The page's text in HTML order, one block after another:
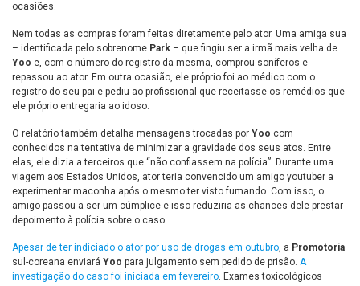
ocasiões.
Nem todas as compras foram feitas diretamente pelo ator. Uma amiga sua
– identificada pelo sobrenome Park – que fingiu ser a irmã mais velha de
Yoo e, com o número do registro da mesma, comprou soníferos e
repassou ao ator. Em outra ocasião, ele próprio foi ao médico com o
registro do seu pai e pediu ao profissional que receitasse os remédios que
ele próprio entregaria ao idoso.
O relatório também detalha mensagens trocadas por Yoo com
conhecidos na tentativa de minimizar a gravidade dos seus atos. Entre
elas, ele dizia a terceiros que “não confiassem na polícia”. Durante uma
viagem aos Estados Unidos, ator teria convencido um amigo youtuber a
experimentar maconha após o mesmo ter visto fumando. Com isso, o
amigo passou a ser um cúmplice e isso reduziria as chances dele prestar
depoimento à polícia sobre o caso.
Apesar de ter indiciado o ator por uso de drogas em outubro, a Promotoria
sul-coreana enviará Yoo para julgamento sem pedido de prisão. A
investigação do caso foi iniciada em fevereiro. Exames toxicológicos